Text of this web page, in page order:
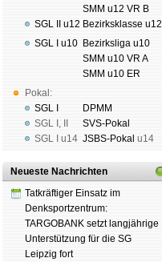
SGL II u12
SGL I u10
Pokal:
SGL I
SGL I ,
SGL I
u14
SMM u12 VR B
Bezirksklasse u12
Bezirksliga u10
SMM u10 VR A
SMM u10 ER
DPMM
SVS-Pokal
JSBS-Pokal u14
Neueste Nachrichten
Tatkräftiger Einsatz im
Denksportzentrum:
TARGOBANK setzt langjährige
Unterstützung für die SG
Leipzig fort